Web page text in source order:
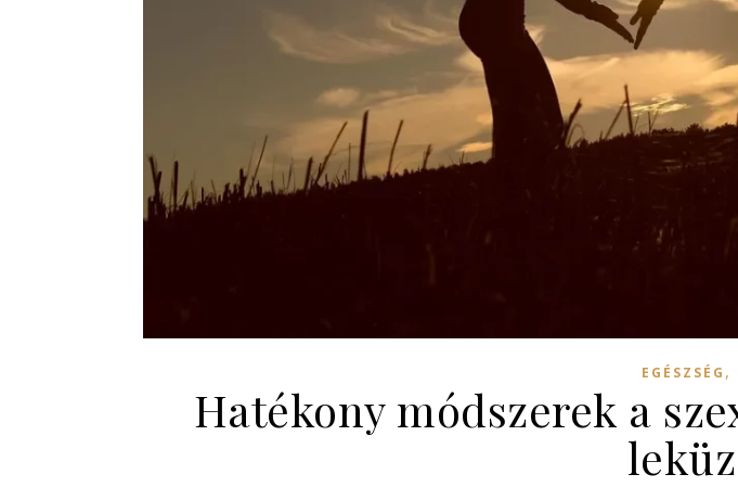
EGÉSZSÉG ,
Hatékony módszerek a